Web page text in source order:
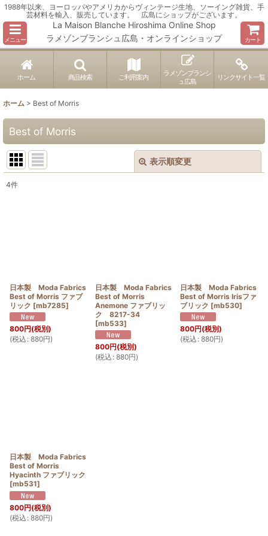
1988年以来、ヨーロッパやアメリカからヴィンテージ生地、ソーイング雑貨、手
芸材料を輸入、販売しています。 広島にショップがございます。
メニュー
La Maison Blanche Hiroshima Online Shop
ラメゾンブランシュ広島・オンラインショップ
カート
ホーム 商品検索 ご利用案内
ラメゾンブランシ
ュ広島
リンクサイト一覧
ホーム > Best of Morris
Best of Morris
表示順変更
4件
日本製 Moda Fabrics
Best of Morris ファブ
リック [mb7285]
800円(税別)
(税込 : 880円)
日本製 Moda Fabrics
Best of Morris
Anemone ファブリッ
ク 8217-34
[mb533]
800円(税別)
(税込 : 880円)
日本製 Moda Fabrics
Best of Morris Irisファ
ブリック [mb530]
800円(税別)
(税込 : 880円)
日本製 Moda Fabrics
Best of Morris
Hyacinth ファブリック
[mb531]
800円(税別)
(税込 : 880円)